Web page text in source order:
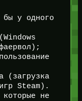
бы у одного
(загрузка
Steam).
не